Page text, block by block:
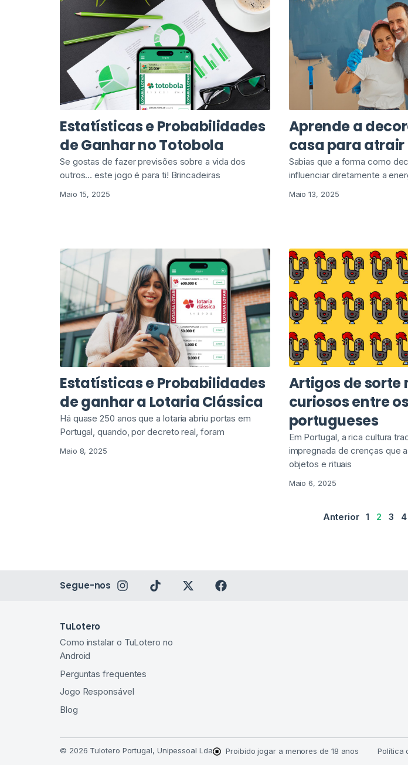
Estatísticas e Probabilidades
de Ganhar no Totobola
Se gostas de fazer previsões sobre a vida dos
outros… este jogo é para ti! Brincadeiras
Maio 15, 2025
Aprende a
casa para atrair
Sabias que a forma como
influenciar diretamente a
Maio 13, 2025
Estatísticas e Probabilidades
de ganhar a Lotaria Clássica
Há quase 250 anos que a lotaria abriu portas em
Portugal, quando, por decreto real, foram
Maio 8, 2025
Artigos de sorte
curiosos entre os
portugueses
Em Portugal, a rica cultura
impregnada de crenças que
objetos e rituais
Maio 6, 2025
Anterior 1 2 3 4
Segue-nos
TuLotero
Como instalar o TuLotero no
Android​
Perguntas frequentes
Jogo Responsável
Blog
© 2026 Tulotero Portugal, Unipessoal Lda Proibido jogar a menores de 18 anos Política